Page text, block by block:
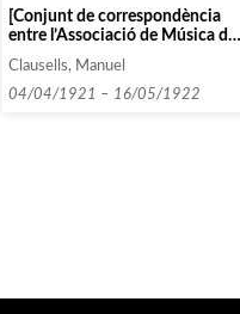
[Conjunt de correspondència
entre l’Associació de Música da
entitats que comencen amb la
lletra G, entre 1919 i 1922]
Clausells, Manuel
04/04/1921 – 16/05/1922